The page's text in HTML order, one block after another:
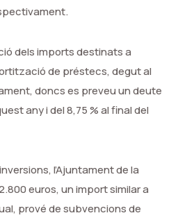
dels imports destinats a
de préstecs, degut al
doncs es preveu un deute
any i del 8,75 % al final del
l’Ajuntament de la
euros, un import similar a
prové de subvencions de